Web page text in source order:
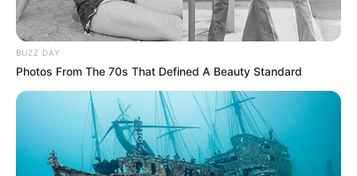
ESTUPEFACIENTES
más de 4 mil gramos de
base de coca
BUZZ DAY
Photos From The 70s That Defined A Beauty Standard